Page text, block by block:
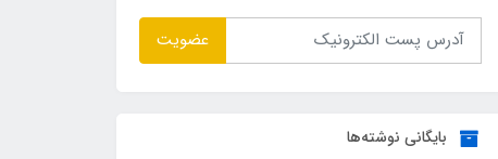
عضویت
بایگانی نوشته‌ها